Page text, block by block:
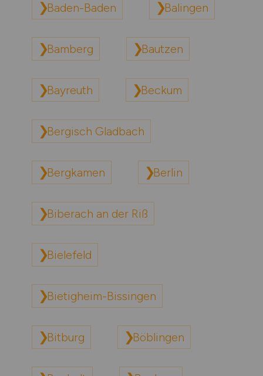
Baden-Baden Balingen
Bamberg Bautzen
Bayreuth Beckum
Bergisch Gladbach
Bergkamen Berlin
Biberach an der Riß
Bielefeld
Bietigheim-Bissingen
Bitburg Böblingen